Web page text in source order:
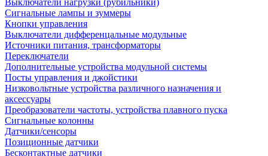
Выключатели нагрузки (рубильники)
Сигнальные лампы и зуммеры
Кнопки управления
Выключатели дифференцальные модульные
Источники питания, трансформаторы
Переключатели
Дополнительные устройства модульной системы
Посты управления и джойстики
Низковольтные устройства различного назначения и
аксессуары
Преобразователи частоты, устройства плавного пуска
Сигнальные колонны
Датчики/сенсоры
Позиционные датчики
Бесконтактные датчики